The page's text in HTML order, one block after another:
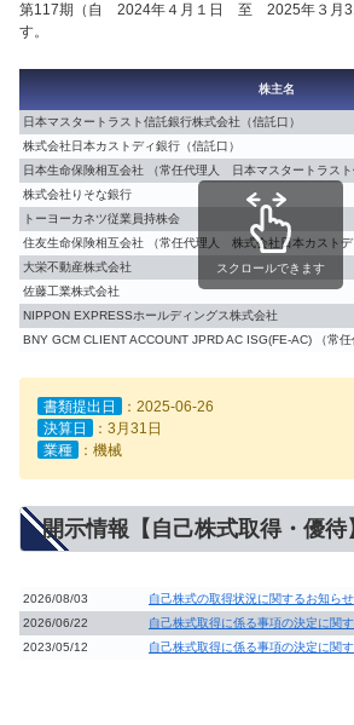
第117期（自 2024年４月１日 至 2025年３月
す。
株主名
日本マスタートラスト信託銀行株式会社（信託口）
株式会社日本カストディ銀行（信託口）
日本生命保険相互会社 （常任代理人 日本マスタートラスト
株式会社りそな銀行
トーヨーカネツ従業員持株会
住友生命保険相互会社 （常任代理人 株式会社日本カストデ
大栄不動産株式会社
佐藤工業株式会社
NIPPON EXPRESSホールディングス株式会社
BNY GCM CLIENT ACCOUNT JPRD AC ISG(FE-AC) （常
スクロールできます
書類提出日
：2025-06-26
決算日
：3月31日
業種
：機械
開示情報【自己株式取得・優待
2026/08/03
自己株式の取得状況に関するお知らせ
2026/06/22
自己株式取得に係る事項の決定に関
2023/05/12
自己株式取得に係る事項の決定に関